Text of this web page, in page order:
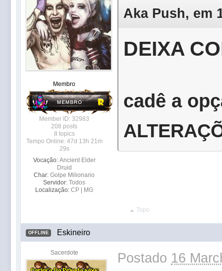
Membro
Member ID: 32983
208 posts
8 topics
Tempo Online: 47d 13h 21m
29s
Vocação: Ancient Elder
Druid
Char: Golpe Milionario
Servidor: Todos
Localização: CP | MG
Aka Push, em
DEIXA
cadê a
Topo
OFFLINE Eskineiro
Sacerdote Postado 16